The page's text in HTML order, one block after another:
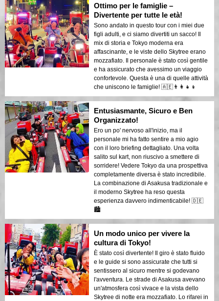
Ottimo per le famiglie –
Divertente per tutte le età!
Sono andato in questo tour con i miei due
figli adulti, e ci siamo divertiti un sacco! Il
mix di storia e Tokyo moderna era
affascinante, e le viste dello Skytree erano
mozzafiato. Il personale è stato così gentile
e ha assicurato che avessimo un viaggio
confortevole. Questa è una di quelle attività
che uniscono le famiglie! 🇦🇪👨‍👩‍👧‍👦
Entusiasmante, Sicuro e Ben
Organizzato!
Ero un po' nervoso all'inizio, ma il
personale mi ha fatto sentire a mio agio
con il loro briefing dettagliato. Una volta
salito sul kart, non riuscivo a smettere di
sorridere! Vedere Tokyo da una prospettiva
completamente diversa è stato incredibile.
La combinazione di Asakusa tradizionale e
il moderno Skytree ha reso questa
esperienza davvero indimenticabile! 🇩🇪
🏙️
Un modo unico per vivere la
cultura di Tokyo!
È stato così divertente! Il giro è stato fluido
e le guide si sono assicurate che tutti si
sentissero al sicuro mentre si godevano
l'avventura. Le strade di Asakusa avevano
un'atmosfera così vivace e la vista dello
Skytree di notte era mozzafiato. Lo rifarei in